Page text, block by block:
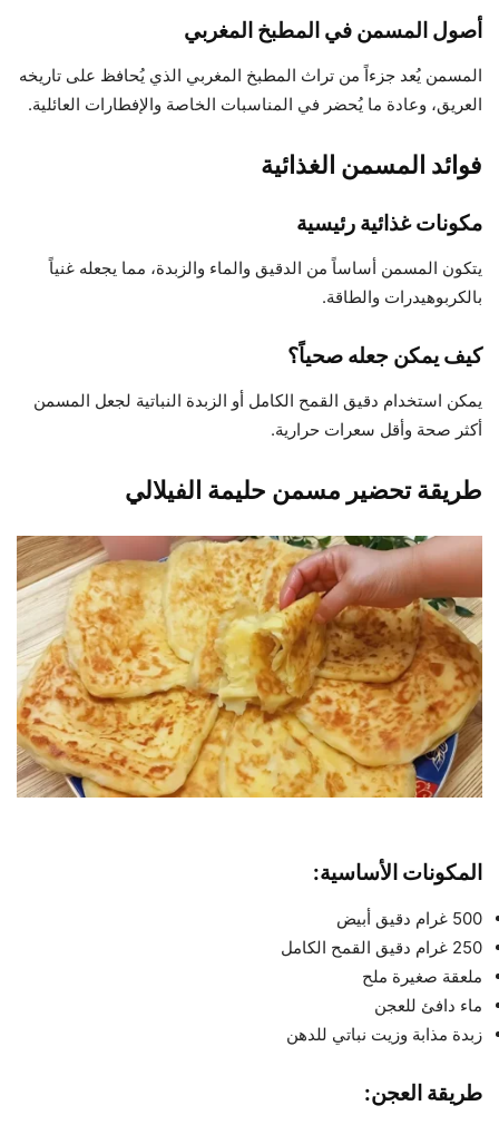
أصول المسمن في المطبخ المغربي
المسمن يُعد جزءاً من تراث المطبخ المغربي الذي يُحافظ على تاريخه
العريق، وعادة ما يُحضر في المناسبات الخاصة والإفطارات العائلية.
فوائد المسمن الغذائية
مكونات غذائية رئيسية
يتكون المسمن أساساً من الدقيق والماء والزبدة، مما يجعله غنياً
بالكربوهيدرات والطاقة.
كيف يمكن جعله صحياً؟
يمكن استخدام دقيق القمح الكامل أو الزبدة النباتية لجعل المسمن
أكثر صحة وأقل سعرات حرارية.
طريقة تحضير مسمن حليمة الفيلالي
المكونات الأساسية:
500 غرام دقيق أبيض
250 غرام دقيق القمح الكامل
ملعقة صغيرة ملح
ماء دافئ للعجن
زبدة مذابة وزيت نباتي للدهن
طريقة العجن: